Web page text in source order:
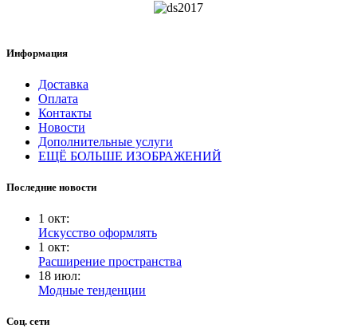
Информация
Доставка
Оплата
Контакты
Новости
Дополнительные услуги
ЕЩЁ БОЛЬШЕ ИЗОБРАЖЕНИЙ
Последние новости
1 окт:
Искусство оформлять
1 окт:
Расширение пространства
18 июл:
Модные тенденции
Соц. сети